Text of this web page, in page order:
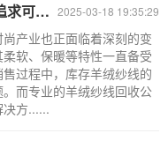
2025-03-18 19:35:29
尚》
产业也正面临着深刻的变
软、保暖等特性一直备受
过程中，库存羊绒纱线的
而专业的羊绒纱线回收公
方......